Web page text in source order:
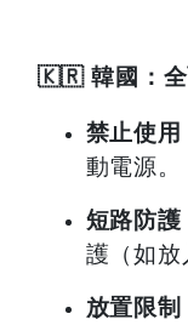
🇰🇷 韓國：
禁止使用
動電源。
短路防護
護（如放
放置限制